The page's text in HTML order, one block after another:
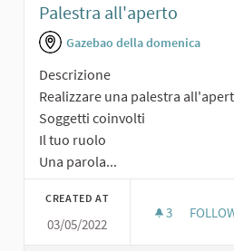
Palestra all'aperto
Gazebao della domenica
Descrizione
Realizzare una palestra
Soggetti coinvolti
Il tuo ruolo
Una parola...
CREATED AT
03/05/2022
3 3